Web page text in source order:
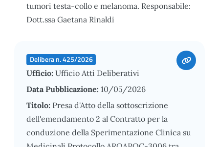
tumori testa-collo e melanoma. Responsabile:
Dott.ssa Gaetana Rinaldi
Delibera n. 425/2026
Ufficio: Ufficio Atti Deliberativi
Data Pubblicazione: 10/05/2026
Titolo: Presa d'Atto della sottoscrizione
dell'emendamento 2 al Contratto per la
conduzione della Sperimentazione Clinica su